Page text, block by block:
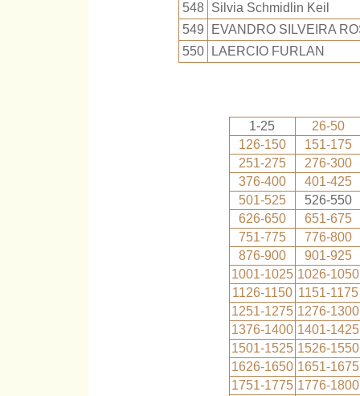
548 Silvia Schmidlin Keil
549
EVANDRO SILVEIRA
550
LAERCIO FURLAN
1-25
26-50
126-150
151-175
251-275
276-300
376-400
401-425
501-525
526-550
626-650
651-675
751-775
776-800
876-900
901-925
1001-1025 1026-1050
1126-1150 1151-1175
1251-1275 1276-1300
1376-1400 1401-1425
1501-1525 1526-1550
1626-1650 1651-1675
1751-1775 1776-1800